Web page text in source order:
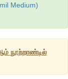
Medium)
நூற்றாண்டில்